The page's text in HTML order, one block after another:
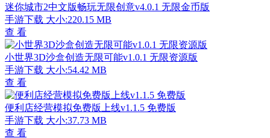
迷你城市2中文版畅玩无限创意v4.0.1 无限金币版
手游下载 大小:220.15 MB
查 看
小世界3D沙盒创造无限可能v1.0.1 无限资源版
手游下载 大小:54.42 MB
查 看
便利店经营模拟免费版上线v1.1.5 免费版
手游下载 大小:37.73 MB
查 看